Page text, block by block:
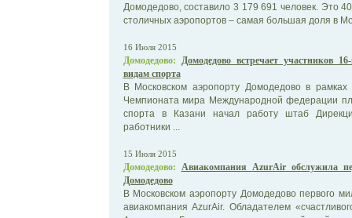
Домодедово, составило 3 179 691 человек. Это
столичных аэропортов – самая большая доля в
16 Июля 2015
Домодедово:
Домодедово встречает участников
видам спорта
В Московском аэропорту Домодедово в рамках
Чемпионата мира Международной федерации
спорта в Казани начал работу штаб
работники ...
15 Июля 2015
Домодедово:
Авиакомпания AzurAir обслужила
Домодедово
В Московском аэропорту Домодедово первого
авиакомпания AzurAir. Обладателем